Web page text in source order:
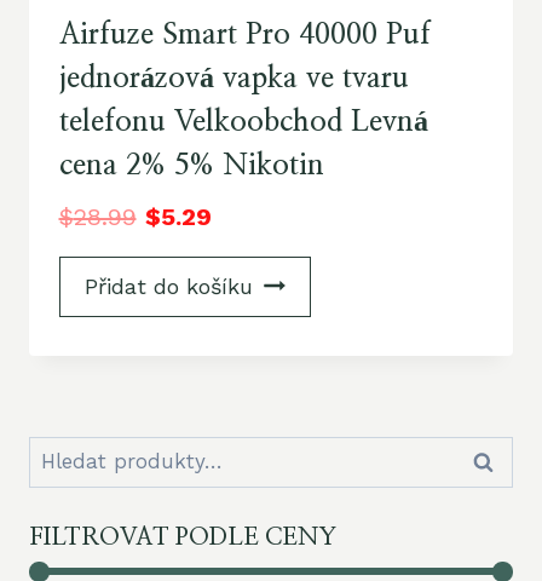
Airfuze Smart Pro 40000 Puf
jednorázová vapka ve tvaru
telefonu Velkoobchod Levná
cena 2% 5% Nikotin
$28.99 $5.29
Přidat do košíku
Hledat: Hledat
FILTROVAT PODLE CENY